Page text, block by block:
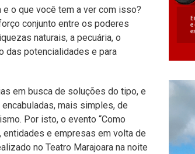
o que você tem a ver com isso?
conjunto entre os poderes
naturais, a pecuária, o
das potencialidades e para
em busca de soluções do tipo, e
mais simples, de
Por isto, o evento “Como
entidades e empresas em volta de
no Teatro Marajoara na noite